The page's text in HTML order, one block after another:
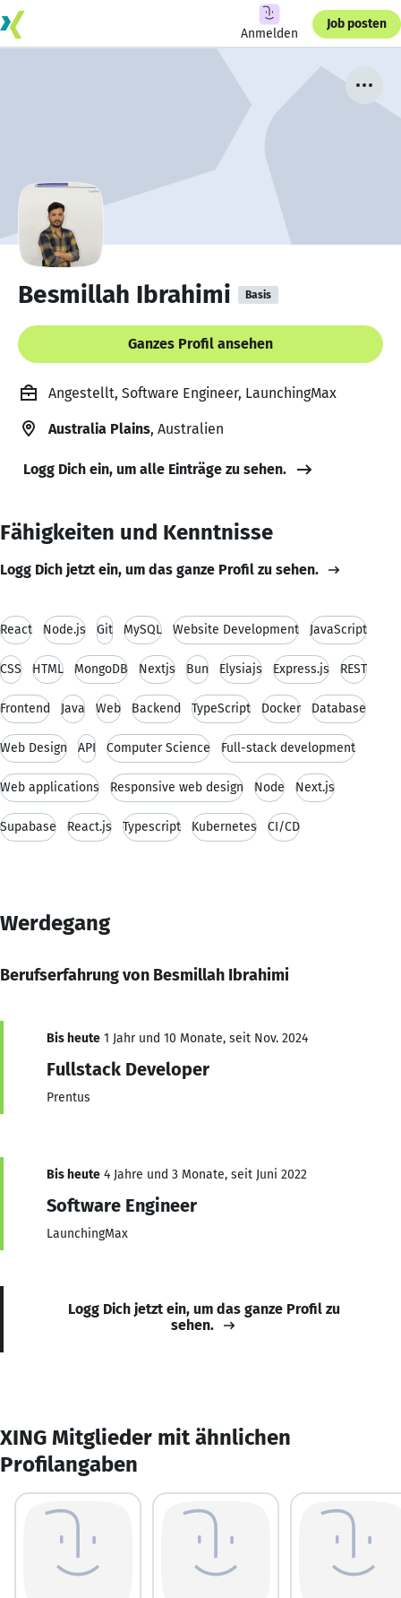
Anmelden
Job posten
Besmillah Ibrahimi Basis
Ganzes Profil ansehen
Angestellt, Software Engineer, LaunchingMax
Australia Plains, Australien
Logg Dich ein, um alle Einträge zu sehen.
Fähigkeiten und Kenntnisse
Logg Dich jetzt ein, um das ganze Profil zu sehen.
React Node.js Git MySQL Website Development JavaScript
CSS HTML MongoDB Nextjs Bun Elysiajs Express.js REST
Frontend Java Web Backend TypeScript Docker Database
Web Design API Computer Science Full-stack development
Web applications Responsive web design Node Next.js
Supabase React.js Typescript Kubernetes CI/CD
Werdegang
Berufserfahrung von Besmillah Ibrahimi
Bis heute 1 Jahr und 10 Monate, seit Nov. 2024
Fullstack Developer
Prentus
Bis heute 4 Jahre und 3 Monate, seit Juni 2022
Software Engineer
LaunchingMax
Logg Dich jetzt ein, um das ganze Profil zu
sehen.
XING Mitglieder mit ähnlichen
Profilangaben